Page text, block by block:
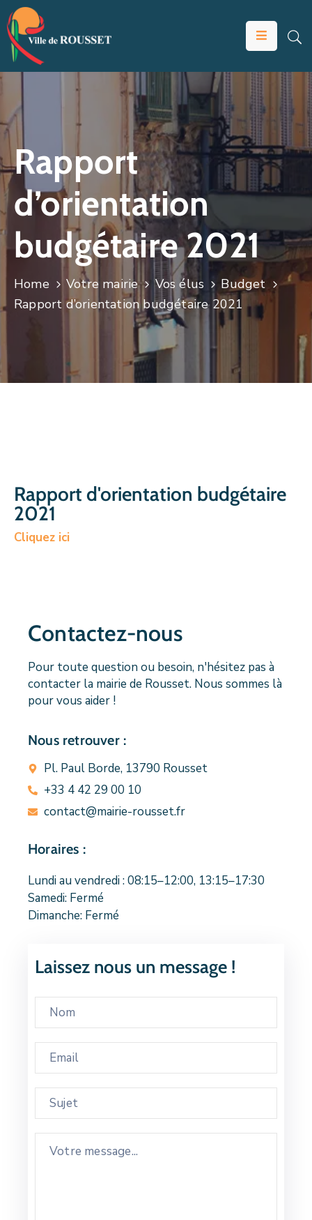
VOTRE
VIVRE
À
ÉDUCATION
JEUNESSE
SOLIDARITÉS
ANIMATION
Rapport
d’orientation
budgétaire 2021
Home Votre mairie Vos élus
Budget
Rapport d’orientation budgétaire 2021
Rapport d'orientation budgétaire
2021
Cliquez ici
Contactez-nous
Pour toute question ou besoin, n'hésitez pas à
contacter la mairie de Rousset. Nous sommes là
pour vous aider !
Nous retrouver :
Pl. Paul Borde, 13790 Rousset
+33 4 42 29 00 10
contact@mairie-rousset.fr
Horaires :
Lundi au vendredi : 08:15–12:00, 13:15–17:30
Samedi: Fermé
Dimanche: Fermé
Laissez nous un message !